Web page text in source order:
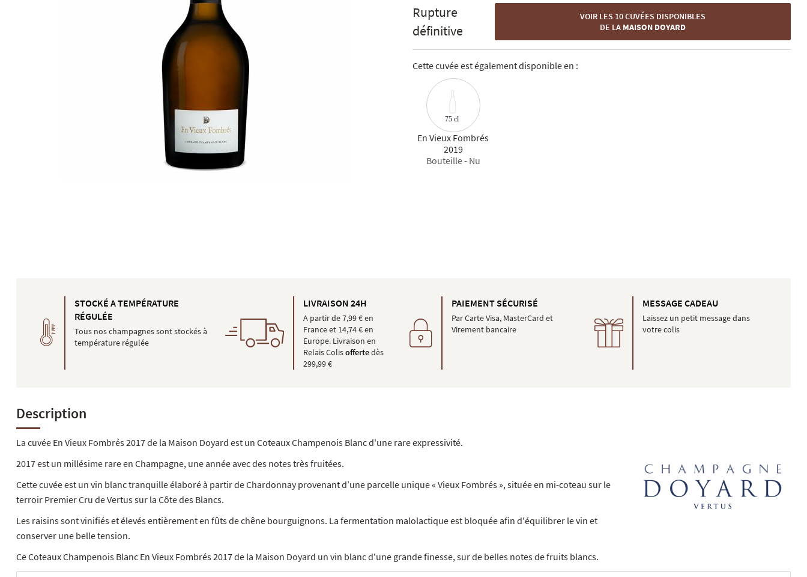
Rupture
définitive
VOIR LES 10 CUVÉES DISPONIBLES
DE LA MAISON DOYARD
Cette cuvée est également disponible en :
75 cl
En Vieux Fombrés
2019
Bouteille - Nu
STOCKÉ A TEMPÉRATURE
RÉGULÉE
Tous nos champagnes sont stockés à
température régulée
LIVRAISON 24H
A partir de 7,99 € en
France et 14,74 € en
Europe. Livraison en
Relais Colisoffertedès
299,99 €
PAIEMENT SÉCURISÉ
Par Carte Visa, MasterCard et
Virement bancaire
MESSAGE CADEAU
Laissez un petit message dans
votre colis
Description
La cuvée En Vieux Fombrés 2017 de la Maison Doyard est un Coteaux Champenois Blanc d'une rare expressivité.
2017 est un millésime rare en Champagne, une année avec des notes très fruitées.
Cette cuvée est un vin blanc tranquille élaboré à partir de Chardonnay provenant d’une parcelle unique « Vieux Fombrés », située en mi-coteau sur le
terroir Premier Cru de Vertus sur la Côte des Blancs.
Les raisins sont vinifiés et élevés entièrement en fûts de chêne bourguignons. La fermentation malolactique est bloquée afin d'équilibrer le vin et
conserver une belle tension.
Ce Coteaux Champenois Blanc En Vieux Fombrés 2017 de la Maison Doyard un vin blanc d'une grande finesse, sur de belles notes de fruits blancs.